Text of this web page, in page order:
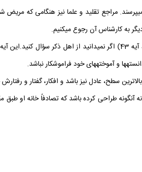
مراجع تقليد و علما نيز هنگامى كه مريض
به كارشناس آن رجوع ميكنيم.
در قرآن مي‏خوانيم: «فَسئلوا اهل الذِّكر اِن كنتم لاتعلمون»(سوره نحل،
و آموخته‏هاى خود فراموشكار نباشد.
سطح، عادل نيز باشد و افكار، گفتار و
طراحى كرده باشد كه تصادفاً خانه او